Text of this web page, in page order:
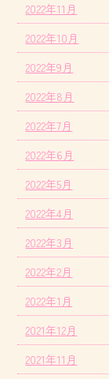
2022年11月
2022年10月
2022年9月
2022年8月
2022年7月
2022年6月
2022年5月
2022年4月
2022年3月
2022年2月
2022年1月
2021年12月
2021年11月